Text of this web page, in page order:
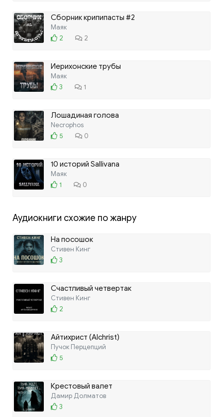
Сборник крипипасты #2
Маяк
2
2
Иерихонские трубы
Маяк
3
1
Лошадиная голова
Necrophos
5
0
10 историй Sallivana
Маяк
1
0
Аудиокниги схожие по жанру
На посошок
Стивен Кинг
3
Счастливый четвертак
Стивен Кинг
2
Айтихрист (AIchrist)
Пучок Перцепций
5
Крестовый валет
Дамир Долматов
3